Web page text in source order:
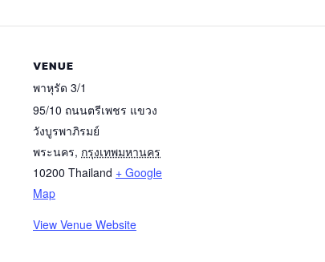
VENUE
พาหุรัด 3/1
95/10 ถนนตรีเพชร แขวง
วังบูรพาภิรมย์
พระนคร, กรุงเทพมหานคร
10200 Thailand + Google
Map
View Venue Website